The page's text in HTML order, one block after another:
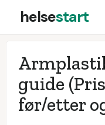
helsestart
guide
før/etter